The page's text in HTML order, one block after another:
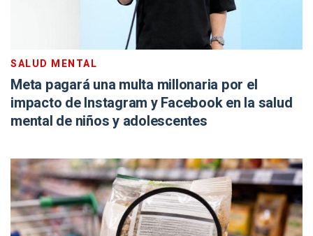
SALUD MENTAL
Meta pagará una multa millonaria por el
impacto de Instagram y Facebook en la salud
mental de niños y adolescentes